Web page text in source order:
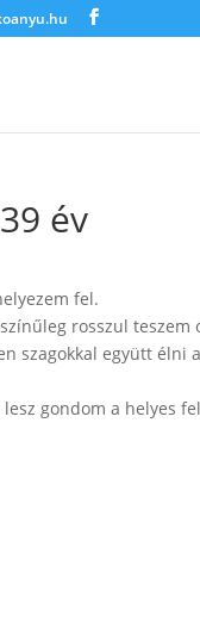
év
fel.
rosszul
szagokkal együtt
gondom a helyes